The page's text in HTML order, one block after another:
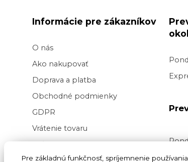
Informácie pre zákazníkov
O nás
Ako nakupovať
Doprava a platba
Obchodné podmienky
GDPR
Vrátenie tovaru
Veľkoobchod kvetov
Pre základnú funkčnosť, spríjemnenie